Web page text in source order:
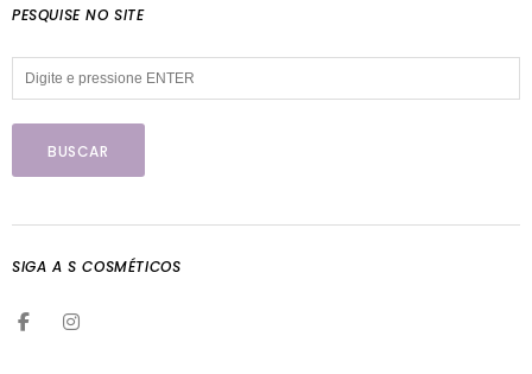
PESQUISE NO SITE
SIGA A S COSMÉTICOS